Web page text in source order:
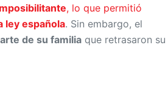
, lo que permitió
ley española. Sin embargo, el
de su familia que retrasaron su